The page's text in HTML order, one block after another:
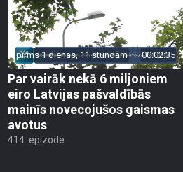
pirms 1 dienas, 11 stundām 00:02:35
Par vairāk nekā 6 miljoniem
eiro Latvijas pašvaldībās
mainīs novecojušos gaismas
avotus
414. epizode